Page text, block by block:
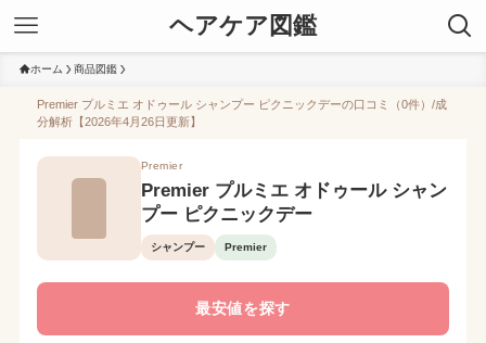
ヘアケア図鑑
ホーム 商品図鑑
Premier プルミエ オドゥール シャンプー ピクニックデーの口コミ（0件）/成
分解析【2026年4月26日更新】
Premier
Premier プルミエ オドゥール シャン
プー ピクニックデー
シャンプー Premier
最安値を探す